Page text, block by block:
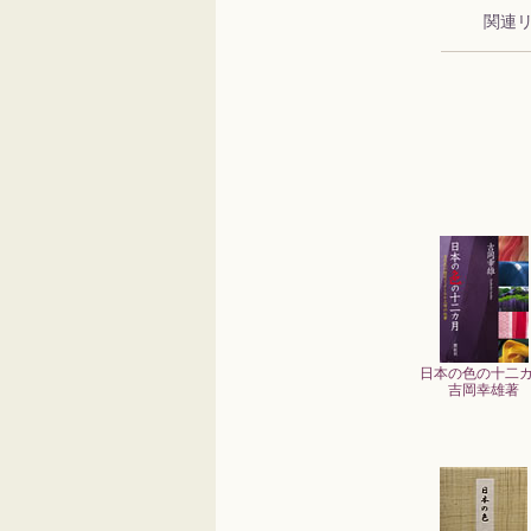
関連
日本の色の十二
吉岡幸雄著